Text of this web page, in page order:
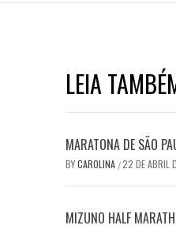
LEIA
MARATONA DE SÃO
BYCAROLINA /22 DE ABRIL
MIZUNO HALF